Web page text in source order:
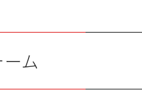
ム